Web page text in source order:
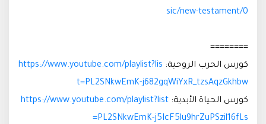
sic/new-testament/0
========
كورس الحرب الروحية: https://www.youtube.com/playlist?lis
t=PL2SNkwEmK-j682gqWiYxR_tzsAqzGkhbw
كورس الحياة الأبدية: https://www.youtube.com/playlist?list
=PL2SNkwEmK-j5IcF5lu9hrZuPSzil16fLs